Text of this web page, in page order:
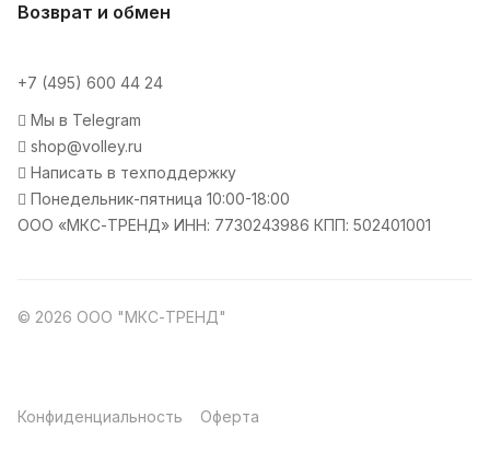
Возврат и обмен
+7 (495) 600 44 24
Мы в Telegram
shop@volley.ru
Написать в техподдержку
Понедельник-пятница 10:00-18:00
ООО «МКС-ТРЕНД» ИНН: 7730243986 КПП: 502401001
© 2026 ООО "МКС-ТРЕНД"
Конфиденциальность Оферта